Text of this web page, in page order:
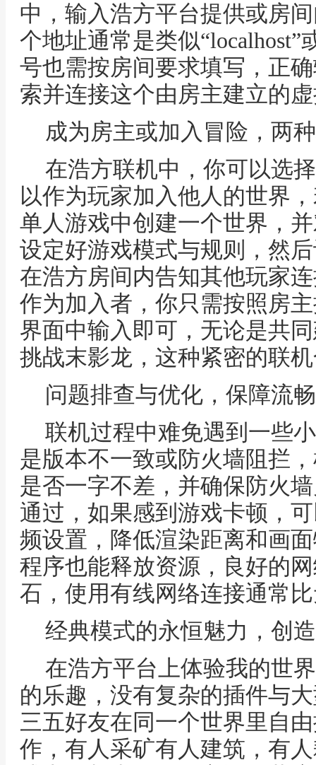
中，输入浩方平台提供或房
个地址通常是类似
号也需按房间要求填写，正
索并连接这个由房主建立的
成为房主或加入冒险，两
在浩方联机中，你可以选
以作为玩家加入他人的世界
单人游戏中创建一个世界，
设定好游戏模式与规则，然
在浩方房间内告知其他玩家
作为加入者，你只需按照房
界面中输入即可，无论是共
挑战末影龙，这种紧密的联
问题排查与优化，保障流
联机过程中难免遇到一些
是版本不一致或防火墙阻拦
是否一字不差，并确保防火
通过，如果感到游戏卡顿，
频设置，降低渲染距离和画
程序也能释放资源，良好的
石，使用有线网络连接通常
经典模式的永恒魅力，创
在浩方平台上体验我的世
的乐趣，没有复杂的插件与
三五好友在同一个世界里自
作，有人采矿有人建筑，有